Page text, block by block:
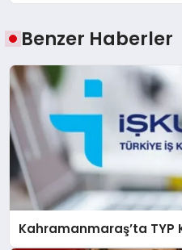
Benzer Haberler
Kahramanmaraş’ta TYP